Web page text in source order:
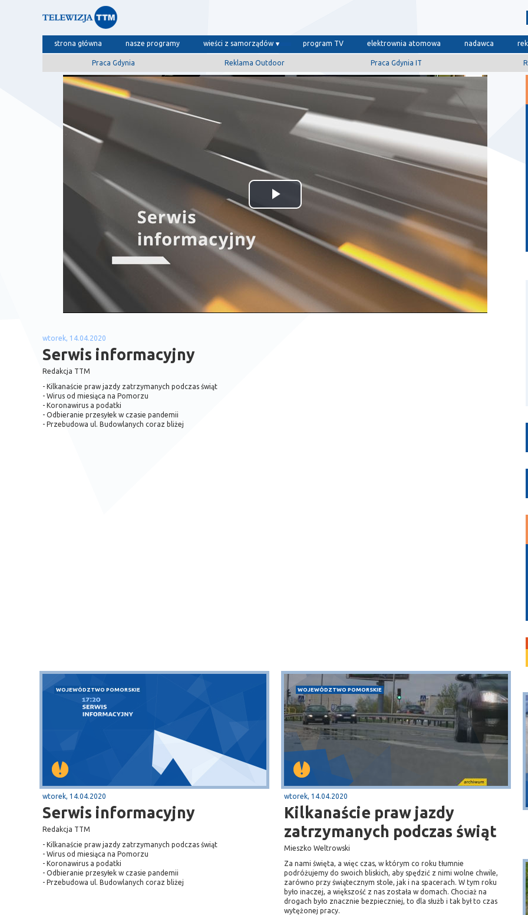
strona główna nasze programy wieści z samorządów program TV elektrownia atomowa nadawca
Praca Gdynia Reklama Outdoor Praca Gdynia IT
Odtwórz
wideo
wtorek, 14.04.2020
Serwis informacyjny
Redakcja TTM
- Kilkanaście praw jazdy zatrzymanych podczas świąt
- Wirus od miesiąca na Pomorzu
- Koronawirus a podatki
- Odbieranie przesyłek w czasie pandemii
- Przebudowa ul. Budowlanych coraz bliżej
WOJEWÓDZTWO POMORSKIE
wtorek, 14.04.2020
Serwis informacyjny
Redakcja TTM
- Kilkanaście praw jazdy zatrzymanych podczas świąt
- Wirus od miesiąca na Pomorzu
- Koronawirus a podatki
- Odbieranie przesyłek w czasie pandemii
- Przebudowa ul. Budowlanych coraz bliżej
WOJEWÓDZTWO POMORSKIE
wtorek, 14.04.2020
Kilkanaście praw jazdy
zatrzymanych podczas świąt
Mieszko Weltrowski
Za nami święta, a więc czas, w którym co roku tłumnie
podróżujemy do swoich bliskich, aby spędzić z nimi wolne chwile,
zarówno przy świątecznym stole, jak i na spacerach. W tym roku
było inaczej, a większość z nas została w domach. Chociaż na
drogach było znacznie bezpieczniej, to dla służb i tak był to czas
wytężonej pracy.
krajową nr 6
Sopot
plaża
Puck
Przystań, molo